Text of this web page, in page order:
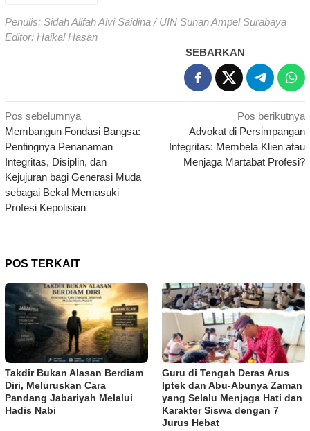
Penulis: Sidah Alifah Alvi Saidina / UIN Sunan Ampel Surabaya
Editor: Haikal Hasan
SEBARKAN
Navigasi
pos
Pos sebelumnya
Membangun Fondasi Bangsa:
Pentingnya Penanaman
Integritas, Disiplin, dan
Kejujuran bagi Generasi Muda
sebagai Bekal Memasuki
Profesi Kepolisian
Pos berikutnya
Advokat di Persimpangan
Integritas: Membela Klien atau
Menjaga Martabat Profesi?
POS TERKAIT
Takdir Bukan Alasan Berdiam
Diri, Meluruskan Cara
Pandang Jabariyah Melalui
Hadis Nabi
Guru di Tengah Deras Arus
Iptek dan Abu-Abunya Zaman
yang Selalu Menjaga Hati dan
Karakter Siswa dengan 7
Jurus Hebat